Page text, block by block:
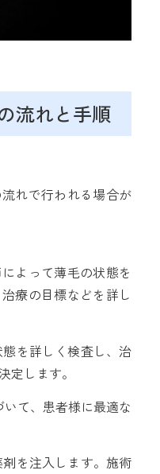
流れと手順
れで行われる場合が
よって薄毛の状態を
療の目標などを詳し
を詳しく検査し、治
定します。
て、患者様に最適な
を注入します。施術